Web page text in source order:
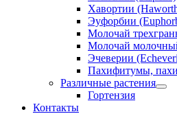
Хавортии
Эуфорбии
Молочай
Молочай
Эчеверии
Пахифитумы,
Различные растения
Гортензия
Контакты